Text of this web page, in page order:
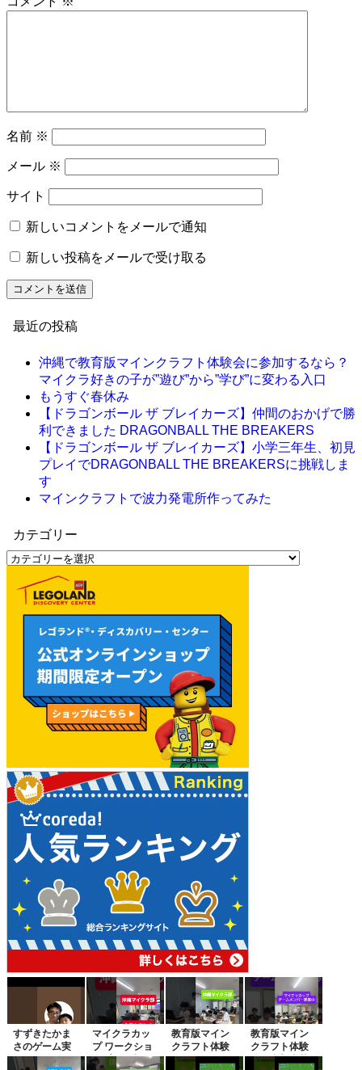
名前 ※
メール ※
サイト
新しいコメントをメールで通知
新しい投稿をメールで受け取る
最近の投稿
沖縄で教育版マインクラフト体験会に参加するなら？
マイクラ好きの子が”遊び”から”学び”に変わる入口
もうすぐ春休み
【ドラゴンボール ザ ブレイカーズ】仲間のおかげで勝
利できました DRAGONBALL THE BREAKERS
【ドラゴンボール ザ ブレイカーズ】小学三年生、初見
プレイでDRAGONBALL THE BREAKERSに挑戦しま
す
マインクラフトで波力発電所作ってみた
カテゴリー
カ
ゴ
すずきたかま
さのゲーム実
況
マイクラカッ
プ ワークショ
ップ開催中
教育版マイン
クラフト体験
会開催！マイ
教育版マイン
クラフト体験
会、参加者募